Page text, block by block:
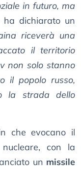
in futuro, ma
ha dichiarato un
riceverà una
il territorio
non solo stanno
il popolo russo,
la strada dello
che evocano il
con la
un missile